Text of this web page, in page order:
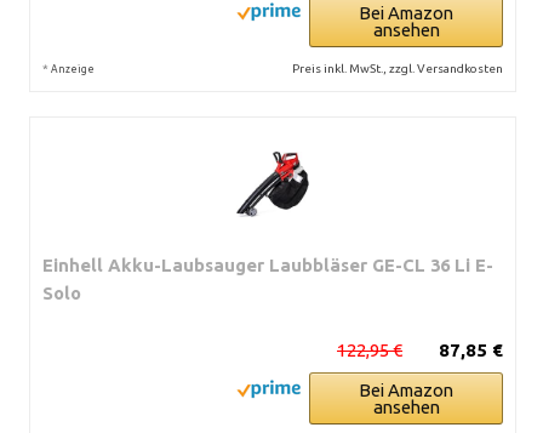
Bei Amazon
ansehen
* Anzeige Preis inkl. MwSt., zzgl. Versandkosten
Einhell Akku-Laubsauger Laubbläser GE-CL 36 Li E-
Solo
87,85 €
122,95 €
Bei Amazon
ansehen